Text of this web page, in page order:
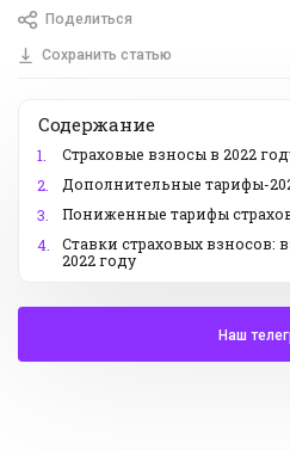
Поделиться
Сохранить статью
Содержание
1.
Страховые взносы в 2022
2.
Дополнительные тарифы-
3.
Пониженные тарифы
4.
Ставки страховых взносов:
2022 году
Наш